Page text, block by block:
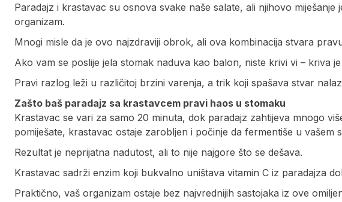
Paradajz i krastavac su osnova svake naše salate, ali njihovo
organizam.
Mnogi misle da je ovo najzdraviji obrok, ali ova kombinacija stvara
Ako vam se poslije jela stomak naduva kao balon, niste krivi vi – kriva
Pravi razlog leži u različitoj brzini varenja, a trik koji spašava stvar
Zašto baš paradajz sa krastavcem pravi haos u stomaku
Krastavac se vari za samo 20 minuta, dok paradajz zahtijeva mnogo
pomiješate, krastavac ostaje zarobljen i počinje da fermentiše u vašem
Rezultat je neprijatna nadutost, ali to nije najgore što se dešava.
Krastavac sadrži enzim koji bukvalno uništava vitamin C iz paradajza
Praktično, vaš organizam ostaje bez najvrednijih sastojaka iz ove